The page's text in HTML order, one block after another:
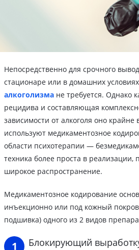
Непосредственно для срочного
стационаре или в домашних условиях
алкоголизма не требуется. Однако
рецидива и составляющая
зависимости от алкоголя оно крайне
используют медикаментозное
области психотерапии —
техника более проста в реализации,
широкое распространение.
Медикаментозное кодирование
инъекционно или под кожный
подшивка) одного из 2 видов
Блокирующий